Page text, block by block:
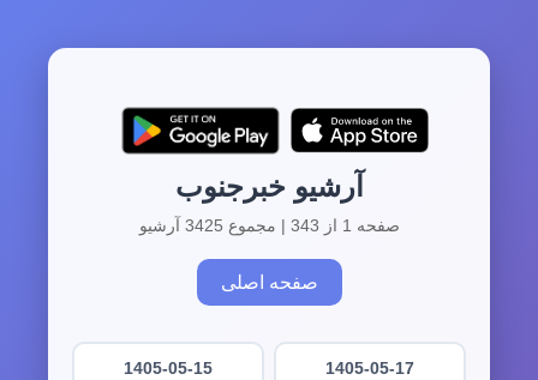
آرشیو خبرجنوب
صفحه 1 از 343 | مجموع 3425 آرشیو
صفحه اصلی
1405-05-17
1405-05-15